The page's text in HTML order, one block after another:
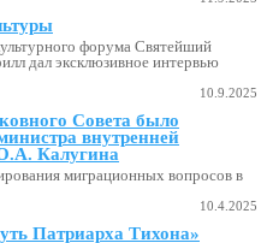
форума Святейший
дал эксклюзивное интервью
10.9.2025
Совета было
внутренней
Калугина
миграционных вопросов в
10.4.2025
Патриарха Тихона»